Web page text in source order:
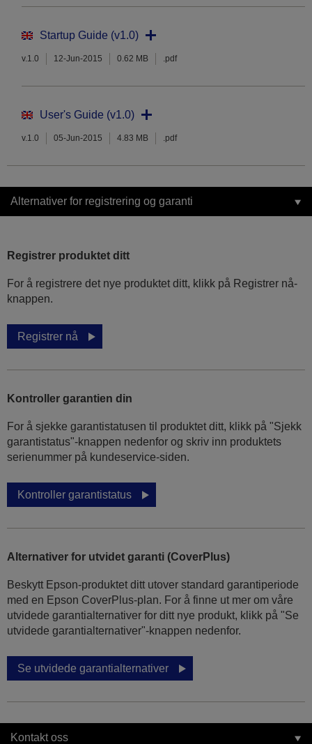
Startup Guide (v1.0)
v.1.0 12-Jun-2015 0.62 MB .pdf
User's Guide (v1.0)
v.1.0 05-Jun-2015 4.83 MB .pdf
Alternativer for registrering og garanti
Registrer produktet ditt
For å registrere det nye produktet ditt, klikk på Registrer nå-
knappen.
Registrer nå
Kontroller garantien din
For å sjekke garantistatusen til produktet ditt, klikk på "Sjekk
garantistatus"-knappen nedenfor og skriv inn produktets
serienummer på kundeservice-siden.
Kontroller garantistatus
Alternativer for utvidet garanti (CoverPlus)
Beskytt Epson-produktet ditt utover standard garantiperiode
med en Epson CoverPlus-plan. For å finne ut mer om våre
utvidede garantialternativer for ditt nye produkt, klikk på "Se
utvidede garantialternativer"-knappen nedenfor.
Se utvidede garantialternativer
Kontakt oss